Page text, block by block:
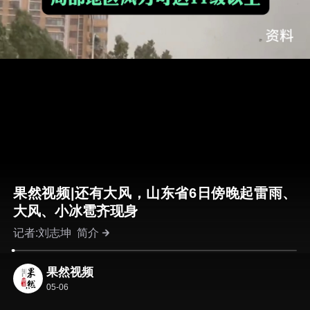
果然视频|还有大风，山东省6日傍晚起雷雨、
大风、小冰雹齐现身
记者:刘志坤简介
果然视频
05-06